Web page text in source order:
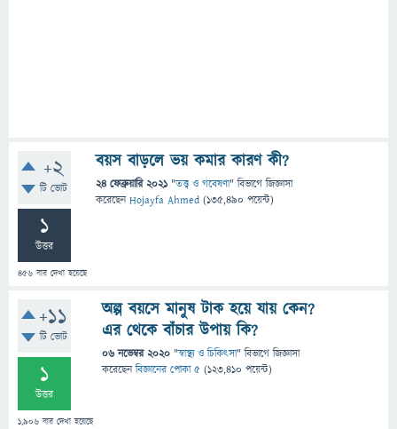
+2
টি ভোট
1
উত্তর
456 বার দেখা হয়েছে
বয়স বাড়লে ভয় কমার কারণ কী?
24 ফেব্রুয়ারি 2021 "তত্ত্ব ও গবেষণা" বিভাগে জিজ্ঞাসা
করেছেনHojayfa Ahmed (135,490 পয়েন্ট)
+11
টি ভোট
1
উত্তর
1,906 বার দেখা হয়েছে
অল্প বয়সে মানুষ টাক হয়ে যায় কেন?
এর থেকে বাঁচার উপায় কি?
06 নভেম্বর 2020 "স্বাস্থ্য ও চিকিৎসা" বিভাগে জিজ্ঞাসা
করেছেনবিজ্ঞানের পোকা ৫ (123,410 পয়েন্ট)